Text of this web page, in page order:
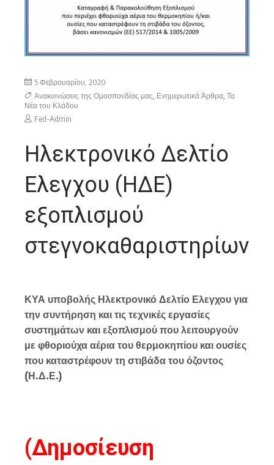
5 Φεβρουαρίου, 2020
Ανακοινώσεις της Ομοσπονδίας μας, Ενημερωτικά Άρθρα, Τα
Νέα του Κλάδου
Fed-Admin
Ηλεκτρονικό Δελτίο
Ελεγχου (ΗΔΕ)
εξοπλισμού
στεγνοκαθαριστηρίων
ΚΥΑ υποβολής Ηλεκτρονικό Δελτίο Ελεγχου για
την συντήρηση και τις τεχνικές εργασίες
συστημάτων και εξοπλισμού που λειτουργούν
με φθοριούχα αέρια του θερμοκηπίου και ουσίες
που καταστρέφουν τη στιβάδα του όζοντος
(Η.Δ.Ε.)
(Δημοσίευση